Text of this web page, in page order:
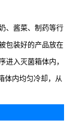
、酱菜、制药等行
包装好的产品放在
进入灭菌箱体内，
体内均匀冷却，从